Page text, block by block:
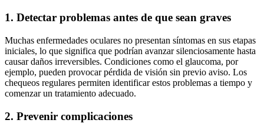
1. Detectar problemas antes de que sean graves
Muchas enfermedades oculares no presentan síntomas en sus etapas
iniciales, lo que significa que podrían avanzar silenciosamente hasta
causar daños irreversibles. Condiciones como el glaucoma, por
ejemplo, pueden provocar pérdida de visión sin previo aviso. Los
chequeos regulares permiten identificar estos problemas a tiempo y
comenzar un tratamiento adecuado.
2. Prevenir complicaciones